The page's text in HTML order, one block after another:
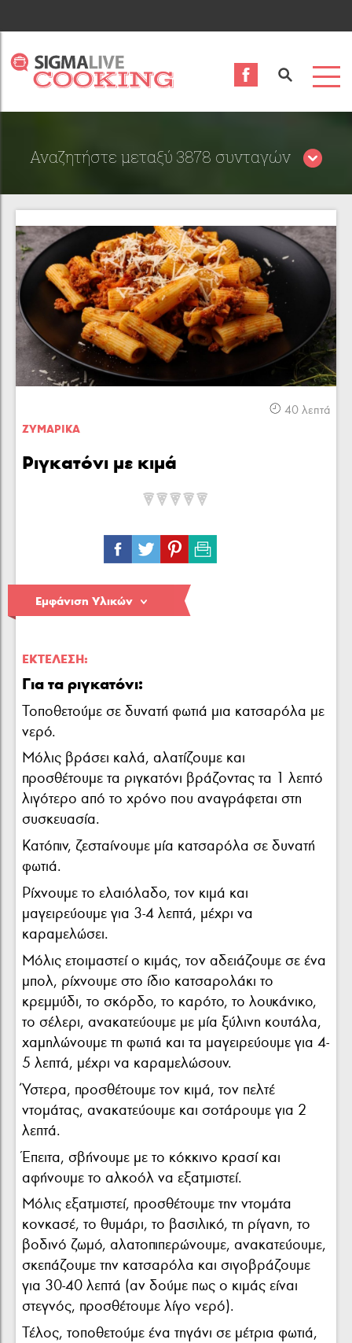
Αναζητήστε μεταξύ 3878 συνταγών
Περιορίστε τα αποτελέσματα αναζήτησης επιλέγοντας
κατηγορίες:
40 λεπτά
ΖΥΜΑΡΙΚA
Ριγκατόνι με κιμά
Εμφάνιση Υλικών
ΕΚΤΈΛΕΣΗ:
Για τα ριγκατόνι:
Τοποθετούμε σε δυνατή φωτιά μια κατσαρόλα με
νερό.
Μόλις βράσει καλά, αλατίζουμε και
προσθέτουμε τα ριγκατόνι βράζοντας τα 1 λεπτό
λιγότερο από το χρόνο που αναγράφεται στη
συσκευασία.
Κατόπιν, ζεσταίνουμε μία κατσαρόλα σε δυνατή
φωτιά.
Ρίχνουμε το ελαιόλαδο, τον κιμά και
μαγειρεύουμε για 3-4 λεπτά, μέχρι να
καραμελώσει.
Μόλις ετοιμαστεί ο κιμάς, τον αδειάζουμε σε ένα
μπολ, ρίχνουμε στο ίδιο κατσαρολάκι το
κρεμμύδι, το σκόρδο, το καρότο, το λουκάνικο,
το σέλερι, ανακατεύουμε με μία ξύλινη κουτάλα,
χαμηλώνουμε τη φωτιά και τα μαγειρεύουμε για 4-
5 λεπτά, μέχρι να καραμελώσουν.
Ύστερα, προσθέτουμε τον κιμά, τον πελτέ
ντομάτας, ανακατεύουμε και σοτάρουμε για 2
λεπτά.
Έπειτα, σβήνουμε με το κόκκινο κρασί και
αφήνουμε το αλκοόλ να εξατμιστεί.
Μόλις εξατμιστεί, προσθέτουμε την ντομάτα
κονκασέ, το θυμάρι, το βασιλικό, τη ρίγανη, το
βοδινό ζωμό, αλατοπιπερώνουμε, ανακατεύουμε,
σκεπάζουμε την κατσαρόλα και σιγοβράζουμε
για 30-40 λεπτά (αν δούμε πως ο κιμάς είναι
στεγνός, προσθέτουμε λίγο νερό).
Τέλος, τοποθετούμε ένα τηγάνι σε μέτρια φωτιά,